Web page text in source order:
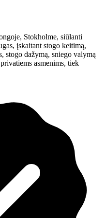
Stokholme, siūlanti
įskaitant stogo keitimą,
stogo dažymą, sniego valymą
asmenims, tiek